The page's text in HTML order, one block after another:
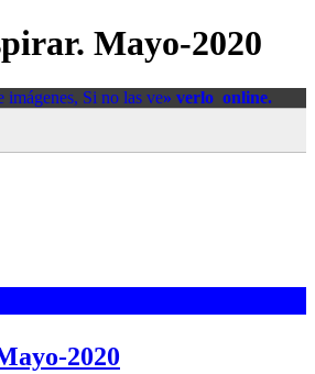
Mayo-2020